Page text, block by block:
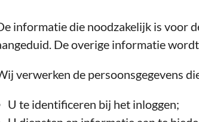
informatie die noodzakelijk is voor
De overige informatie
verwerken de persoonsgegevens
U te identificeren bij het inloggen;